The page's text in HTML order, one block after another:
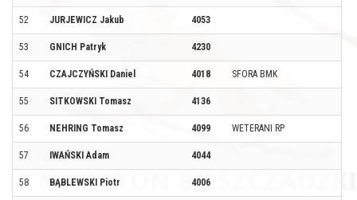
52 JURJEWICZ Jakub 4053
53 GNICH Patryk 4230
54 CZAJCZYŃSKI Daniel 4018 SFORA BMK
55 SITKOWSKI Tomasz 4136
56 NEHRING Tomasz 4099 WETERANI RP
57 IWAŃSKI Adam 4044
58 BĄBLEWSKI Piotr 4006